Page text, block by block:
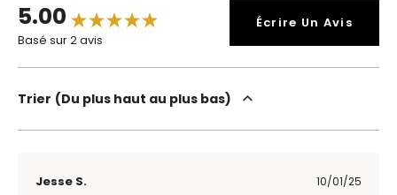
5.00
Basé sur 2 avis
Écrire Un Avis
Trier Du plus haut au plus bas
Jesse S. 10/01/25